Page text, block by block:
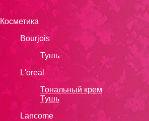
Косметика
Bourjois
Тушь
L'oreal
Тональный крем
Тушь
Lanсоmе